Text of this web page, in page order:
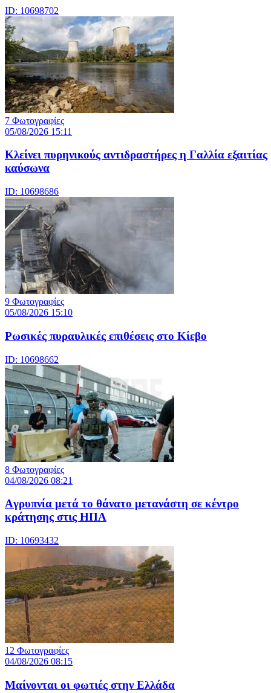
ID: 10698702
7 Φωτογραφίες
05/08/2026 15:11
Κλείνει πυρηνικούς αντιδραστήρες η Γαλλία εξαιτίας
καύσωνα
ID: 10698686
9 Φωτογραφίες
05/08/2026 15:10
Ρωσικές πυραυλικές επιθέσεις στο Κίεβο
ID: 10698662
8 Φωτογραφίες
04/08/2026 08:21
Aγρυπνία μετά το θάνατο μετανάστη σε κέντρο
κράτησης στις ΗΠΑ
ID: 10693432
12 Φωτογραφίες
04/08/2026 08:15
Μαίνονται οι φωτιές στην Ελλάδα